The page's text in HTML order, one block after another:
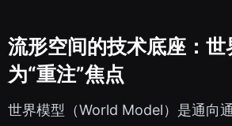
流形空间的技术底座：
为“重注”焦点
世界模型（World Model）是通向